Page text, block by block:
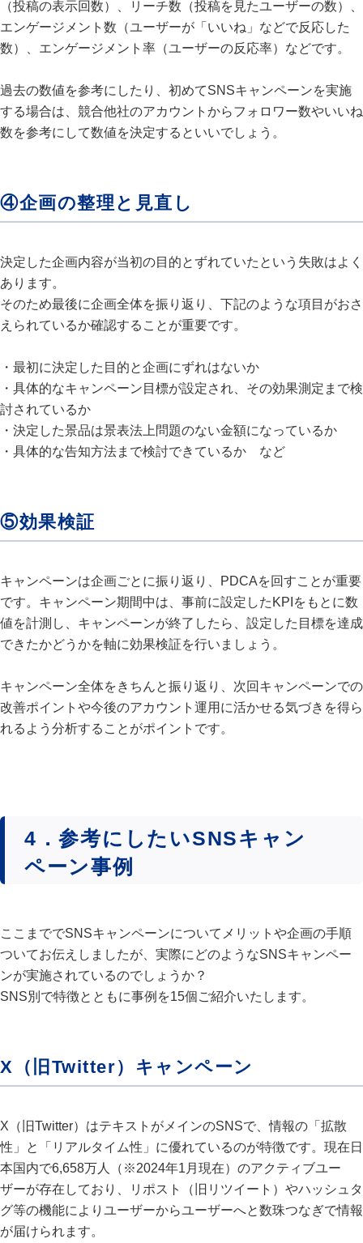
（投稿の表示回数）、リーチ数（投稿を見たユーザーの数）、
エンゲージメント数（ユーザーが「いいね」などで反応した
数）、エンゲージメント率（ユーザーの反応率）などです。
過去の数値を参考にしたり、初めてSNSキャンペーンを実施
する場合は、競合他社のアカウントからフォロワー数やいいね
数を参考にして数値を決定するといいでしょう。
④企画の整理と見直し
決定した企画内容が当初の目的とずれていたという失敗はよく
あります。
そのため最後に企画全体を振り返り、下記のような項目がおさ
えられているか確認することが重要です。
・最初に決定した目的と企画にずれはないか
・具体的なキャンペーン目標が設定され、その効果測定まで検
討されているか
・決定した景品は景表法上問題のない金額になっているか
・具体的な告知方法まで検討できているか など
⑤効果検証
キャンペーンは企画ごとに振り返り、PDCAを回すことが重要
です。キャンペーン期間中は、事前に設定したKPIをもとに数
値を計測し、キャンペーンが終了したら、設定した目標を達成
できたかどうかを軸に効果検証を行いましょう。
キャンペーン全体をきちんと振り返り、次回キャンペーンでの
改善ポイントや今後のアカウント運用に活かせる気づきを得ら
れるよう分析することがポイントです。
4．参考にしたいSNSキャン
ペーン事例
ここまででSNSキャンペーンについてメリットや企画の手順
ついてお伝えしましたが、実際にどのようなSNSキャンペー
ンが実施されているのでしょうか？
SNS別で特徴とともに事例を15個ご紹介いたします。
X（旧Twitter）キャンペーン
X（旧Twitter）はテキストがメインのSNSで、情報の「拡散
性」と「リアルタイム性」に優れているのが特徴です。現在日
本国内で6,658万人（※2024年1月現在）のアクティブユー
ザーが存在しており、リポスト（旧リツイート）やハッシュタ
グ等の機能によりユーザーからユーザーへと数珠つなぎで情報
が届けられます。